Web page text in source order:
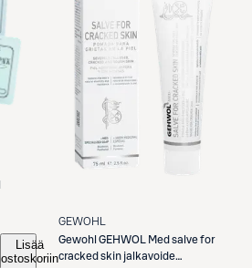
Lisää
ostoskoriin
GEWOHL
Gewohl GEHWOL Med salve for
cracked skin jalkavoide